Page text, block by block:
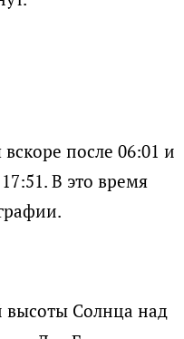
после 06:01 и
В это время
высоты Солнца над